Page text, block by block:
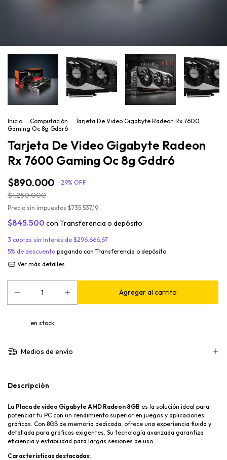
Inicio . Computación . Tarjeta De Video Gigabyte Radeon Rx 7600
Gaming Oc 8g Gddr6
Tarjeta De Video Gigabyte Radeon
Rx 7600 Gaming Oc 8g Gddr6
$890.000 -29% OFF
$1.250.000
Precio sin impuestos $735.537,19
$845.500 con Transferencia o depósito
3 cuotas sin interés de $296.666,67
5% de descuento pagando con Transferencia o depósito
Ver más detalles
en stock
Medios de envío
Descripción
La Placa de video Gigabyte AMD Radeon 8GB es la solución ideal para
potenciar tu PC con un rendimiento superior en juegos y aplicaciones
gráficas. Con 8GB de memoria dedicada, ofrece una experiencia fluida y
detallada para gráficos exigentes. Su tecnología avanzada garantiza
eficiencia y estabilidad para largas sesiones de uso.
Características destacadas: